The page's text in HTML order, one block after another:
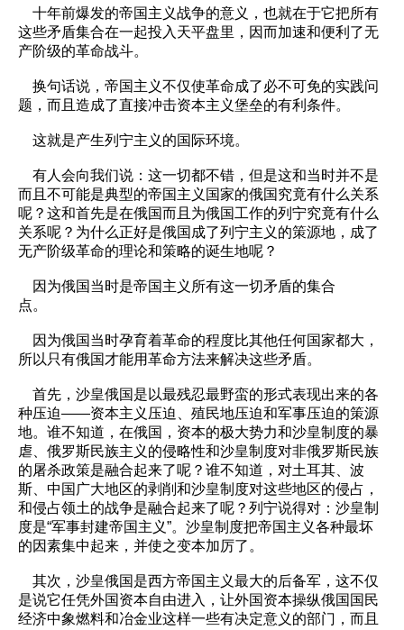
十年前爆发的帝国主义战争的意义，也就在于它把所有
这些矛盾集合在一起投入天平盘里，因而加速和便利了无
产阶级的革命战斗。
换句话说，帝国主义不仅使革命成了必不可免的实践问
题，而且造成了直接冲击资本主义堡垒的有利条件。
这就是产生列宁主义的国际环境。
有人会向我们说：这一切都不错，但是这和当时并不是
而且不可能是典型的帝国主义国家的俄国究竟有什么关系
呢？这和首先是在俄国而且为俄国工作的列宁究竟有什么
关系呢？为什么正好是俄国成了列宁主义的策源地，成了
无产阶级革命的理论和策略的诞生地呢？
因为俄国当时是帝国主义所有这一切矛盾的集合
点。
因为俄国当时孕育着革命的程度比其他任何国家都大，
所以只有俄国才能用革命方法来解决这些矛盾。
首先，沙皇俄国是以最残忍最野蛮的形式表现出来的各
种压迫——资本主义压迫、殖民地压迫和军事压迫的策源
地。谁不知道，在俄国，资本的极大势力和沙皇制度的暴
虐、俄罗斯民族主义的侵略性和沙皇制度对非俄罗斯民族
的屠杀政策是融合起来了呢？谁不知道，对土耳其、波
斯、中国广大地区的剥削和沙皇制度对这些地区的侵占，
和侵占领土的战争是融合起来了呢？列宁说得对：沙皇制
度是“军事封建帝国主义”。沙皇制度把帝国主义各种最坏
的因素集中起来，并使之变本加厉了。
其次，沙皇俄国是西方帝国主义最大的后备军，这不仅
是说它任凭外国资本自由进入，让外国资本操纵俄国国民
经济中象燃料和冶金业这样一些有决定意义的部门，而且